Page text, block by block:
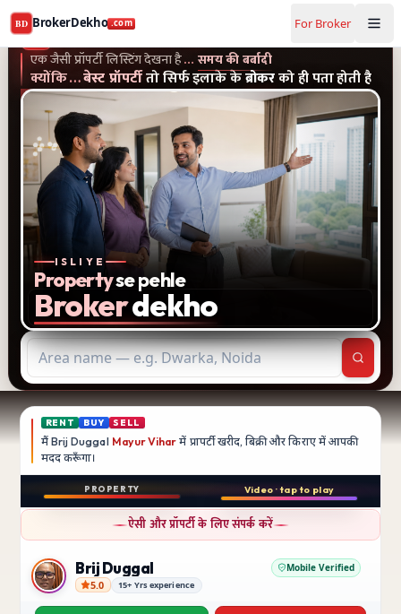
BD BrokerDekho .com For Broker
Buy and rent property in Delhi — mobile-verified brokers
BrokerDekho
एक जैसी प्रॉपर्टी लिस्टिंग देखना है… समय की बर्बादी
क्योंकि…बेस्ट प्रॉपर्टीतो सिर्फ इलाके केब्रोकरको ही पता होती है
एक जैसी प्रॉपर्टी लिस्टिंग और पुराने विज्ञापन देखना है...समय की बर्बादी
ISLIYE
Propertyse pehle
Brokerdekho
RENT BUY SELL
मैं Brij Duggal Mayur Vihar में प्रापर्टी खरीद, बिक्री और किराए में आपकी
मददकरूँगा।
PROPERTY
बिक्री
3 BHK
Mayur Vihar
Video · tap to play
Instagram
ऐसी और प्रॉपर्टी के लिए संपर्क करें
Brij Duggal
Brij Duggal Mobile Verified
5.0 15+ Yrs experience